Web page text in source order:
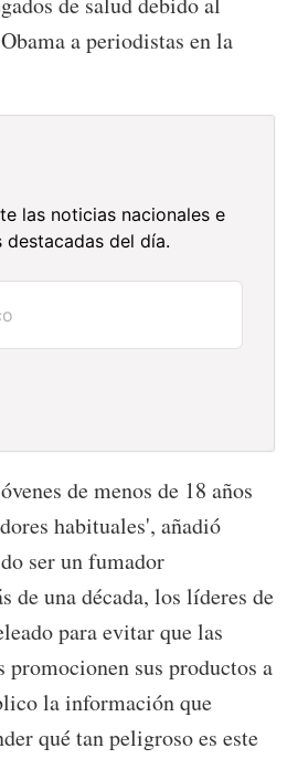
a periodistas en la
las noticias nacionales e
destacadas del día.
de menos de 18 años
habituales', añadió
ser un fumador
de una década, los líderes de
para evitar que las
promocionen sus productos a
la información que
qué tan peligroso es este